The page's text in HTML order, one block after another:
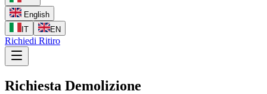
English
IT
EN
Richiedi Ritiro
Richiesta Demolizione